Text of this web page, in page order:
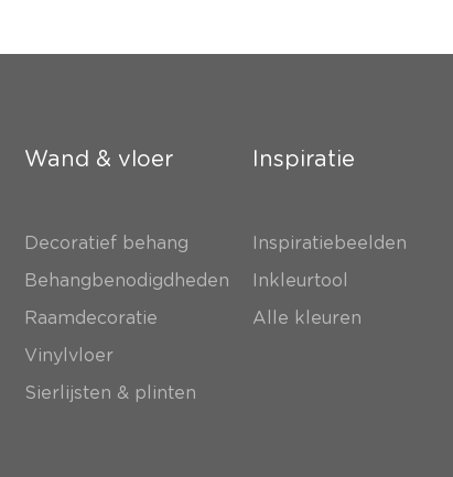
Wand & vloer
Decoratief behang
Behangbenodigdheden
Raamdecoratie
Vinylvloer
Sierlijsten & plinten
Inspiratie
Inspiratiebeelden
Inkleurtool
Alle kleuren